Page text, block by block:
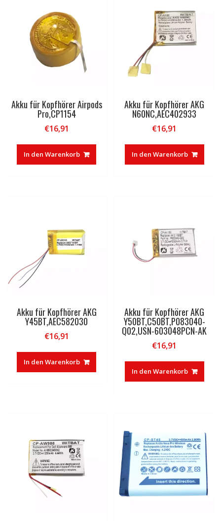
Akku für Kopfhörer Airpods
Pro,CP1154
€16,91
In den Warenkorb
Akku für Kopfhörer AKG
N60NC,AEC402933
€16,91
In den Warenkorb
Akku für Kopfhörer AKG
Y45BT,AEC582030
€16,91
In den Warenkorb
Akku für Kopfhörer AKG
Y50BT,C50BT,P083040-
Q02,USN-603048PCN-AK
€16,91
In den Warenkorb